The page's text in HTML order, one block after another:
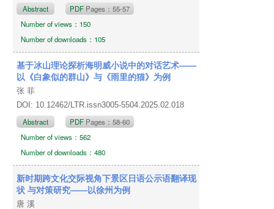
Abstract PDF Pages：55-57
Number of views：150
Number of downloads：105
基于冰山理论探析海明威小说中的对话艺术——
以《白象似的群山》与《雨里的猫》为例
张 菲
DOI: 10.12462/LTR.issn3005-5504.2025.02.018
Abstract PDF Pages：58-60
Number of views：562
Number of downloads：480
新时期跨文化交际视角下景区日语公示语翻译现
状 与对策研究——以徐州为例
唐 溪